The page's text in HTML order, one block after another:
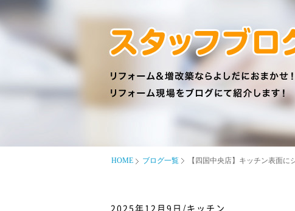
HOME ブログ一覧 【四国中央店】キッチン表面に
2025年12月9日/キッチン